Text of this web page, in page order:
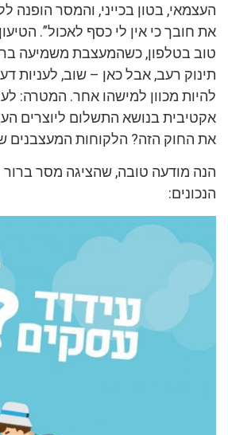
העצמאי, בטון בכייני, והמסר הופנה
את חובך כי אין לי כסף לאכול”.
טוב בטלפון, כשהמעצבת משמיעה
תינוק רעב, אבל כאן – שוב, לעניות
להיות מכוון למישהו אחר. המטרה:
אקטיבית בנושא התשלום ליוצרים
את החוק הזה? הלקוחות המעצבנים
הנה מודעה טובה, שהציגה מסר ברור
הנכונים: